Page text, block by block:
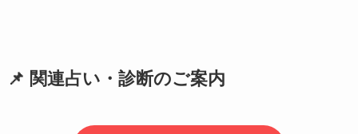
📌 関連占い・診断のご案内